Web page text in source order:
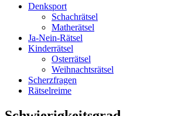
Denksport
Schachrätsel
Matherätsel
Ja-Nein-Rätsel
Kinderrätsel
Osterrätsel
Weihnachtsrätsel
Scherzfragen
Rätselreime